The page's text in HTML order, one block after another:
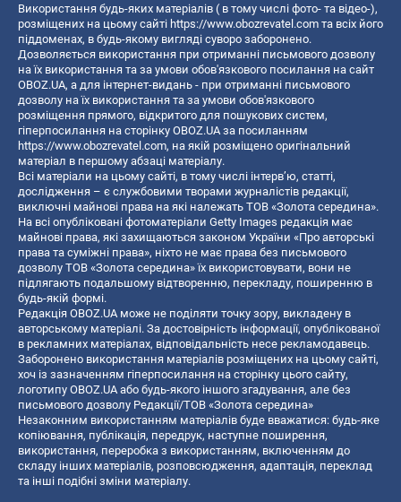
Використання будь-яких матеріалів ( в тому числі фото- та відео-),
розміщених на цьому сайті https://www.obozrevatel.com та всіх його
піддоменах, в будь-якому вигляді суворо заборонено.
Дозволяється використання при отриманні письмового дозволу
на їх використання та за умови обов'язкового посилання на сайт
OBOZ.UA, а для інтернет-видань - при отриманні письмового
дозволу на їх використання та за умови обов'язкового
розміщення прямого, відкритого для пошукових систем,
гіперпосилання на сторінку OBOZ.UA за посиланням
https://www.obozrevatel.com, на якій розміщено оригінальний
матеріал в першому абзаці матеріалу.
Всі матеріали на цьому сайті, в тому числі інтерв’ю, статті,
дослідження – є службовими творами журналістів редакції,
виключні майнові права на які належать ТОВ «Золота середина».
На всі опубліковані фотоматеріали Getty Images редакція має
майнові права, які захищаються законом України «Про авторські
права та суміжні права», ніхто не має права без письмового
дозволу ТОВ «Золота середина» їх використовувати, вони не
підлягають подальшому відтворенню, перекладу, поширенню в
будь-якій формі.
Редакція OBOZ.UA може не поділяти точку зору, викладену в
авторському матеріалі. За достовірність інформації, опублікованої
в рекламних матеріалах, відповідальність несе рекламодавець.
Заборонено використання матеріалів розміщених на цьому сайті,
хоч із зазначенням гіперпосилання на сторінку цього сайту,
логотипу OBOZ.UA або будь-якого іншого згадування, але без
письмового дозволу Редакції/ТОВ «Золота середина»
Незаконним використанням матеріалів буде вважатися: будь-яке
копiювання, публiкацiя, передрук, наступне поширення,
використання, переробка з використанням, включенням до
складу інших матеріалів, розповсюдження, адаптація, переклад
та інші подібні зміни матеріалу.